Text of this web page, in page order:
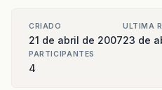
CRIADO
21 de abril de 2007
ULTIMA
23 de
PARTICIPANTES
4